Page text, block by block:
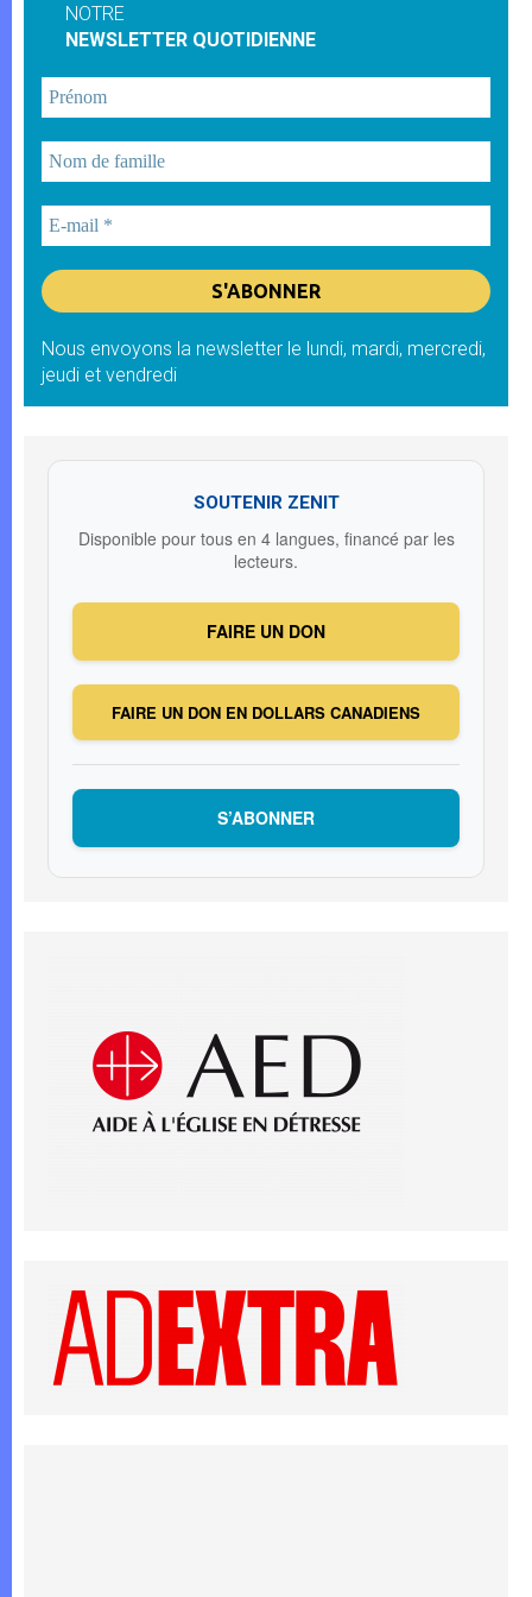
NOTRE
NEWSLETTER QUOTIDIENNE
Nous envoyons la newsletter le lundi, mardi, mercredi,
jeudi et vendredi
SOUTENIR ZENIT
Disponible pour tous en 4 langues, financé par les
lecteurs.
FAIRE UN DON
FAIRE UN DON EN DOLLARS CANADIENS
S’ABONNER